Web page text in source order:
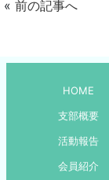
« 前の記事へ
HOME
支部概要
活動報告
会員紹介